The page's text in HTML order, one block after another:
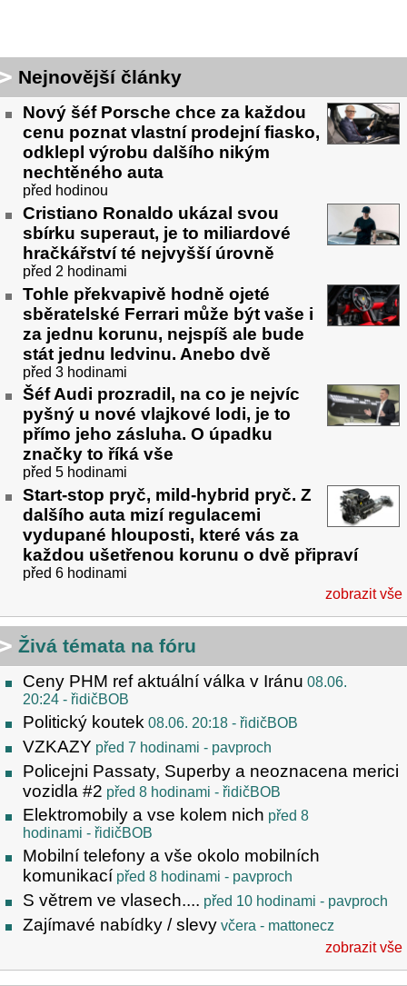
Nejnovější články
Nový šéf Porsche chce za každou
cenu poznat vlastní prodejní fiasko,
odklepl výrobu dalšího nikým
nechtěného auta
před hodinou
Cristiano Ronaldo ukázal svou
sbírku superaut, je to miliardové
hračkářství té nejvyšší úrovně
před 2 hodinami
Tohle překvapivě hodně ojeté
sběratelské Ferrari může být vaše i
za jednu korunu, nejspíš ale bude
stát jednu ledvinu. Anebo dvě
před 3 hodinami
Šéf Audi prozradil, na co je nejvíc
pyšný u nové vlajkové lodi, je to
přímo jeho zásluha. O úpadku
značky to říká vše
před 5 hodinami
Start-stop pryč, mild-hybrid pryč. Z
dalšího auta mizí regulacemi
vydupané hlouposti, které vás za
každou ušetřenou korunu o dvě připraví
před 6 hodinami
zobrazit vše
Živá témata na fóru
Ceny PHM ref aktuální válka v Iránu 08.06.
20:24 - řidičBOB
Politický koutek 08.06. 20:18 - řidičBOB
VZKAZY před 7 hodinami - pavproch
Policejni Passaty, Superby a neoznacena merici
vozidla #2 před 8 hodinami - řidičBOB
Elektromobily a vse kolem nich před 8
hodinami - řidičBOB
Mobilní telefony a vše okolo mobilních
komunikací před 8 hodinami - pavproch
S větrem ve vlasech.... před 10 hodinami - pavproch
Zajímavé nabídky / slevy včera - mattonecz
zobrazit vše